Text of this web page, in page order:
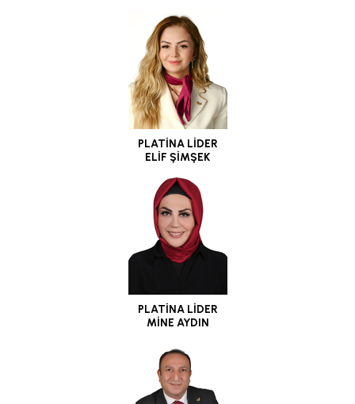
PLATİNA LİDER
ELİF ŞİMŞEK
PLATİNA LİDER
MİNE AYDIN